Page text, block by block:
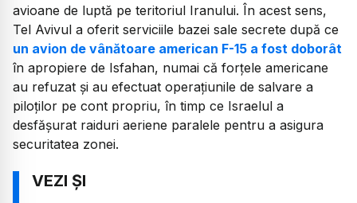
avioane de luptă pe teritoriul Iranului. În acest sens,
Tel Avivul a oferit serviciile bazei sale secrete după ce
un avion de vânătoare american F-15 a fost doborât
în apropiere de Isfahan, numai că forțele americane
au refuzat și au efectuat operațiunile de salvare a
piloților pe cont propriu, în timp ce Israelul a
desfășurat raiduri aeriene paralele pentru a asigura
securitatea zonei.